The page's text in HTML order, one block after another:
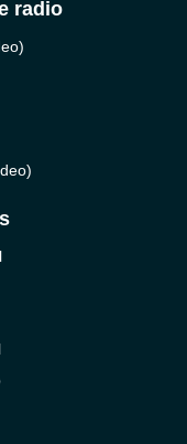
radio